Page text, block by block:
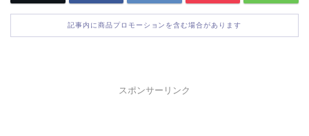
記事内に商品プロモーションを含む場合があります
スポンサーリンク